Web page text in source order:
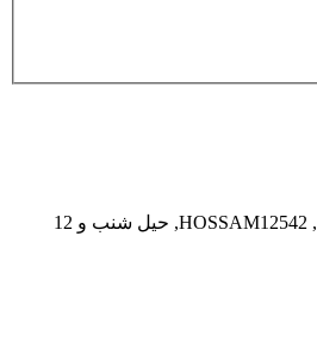
,
HOSSAM12542
, حيل شنب
و 12